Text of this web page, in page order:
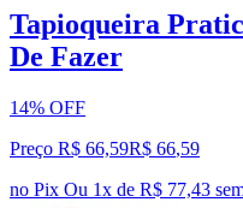
Tapioqueira
De Fazer
14% OFF
Preço R$ 66,59R$ 66,59
no Pix Ou 1x de R$ 77,43